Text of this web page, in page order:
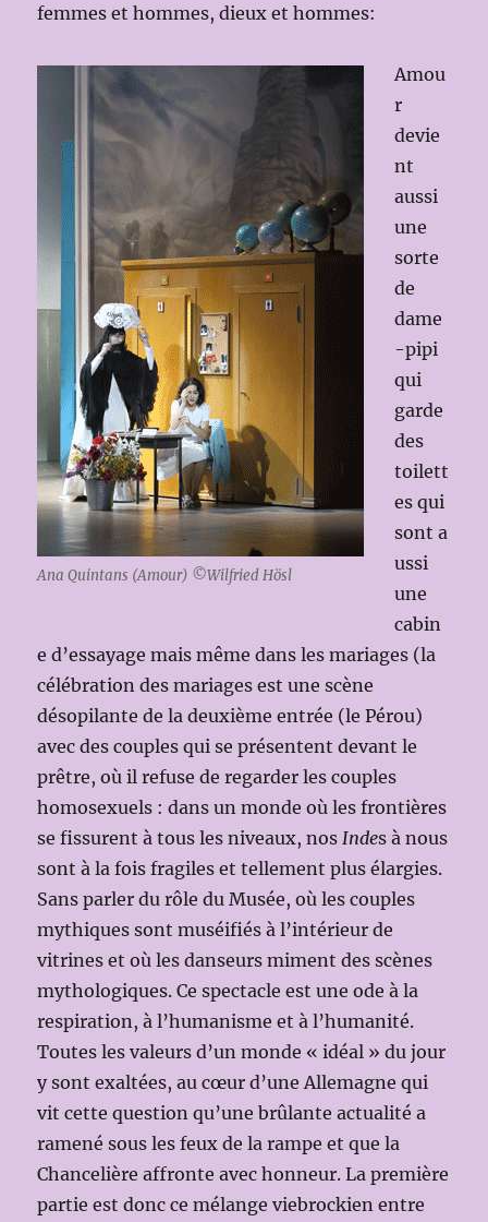
femmes et hommes, dieux et hommes:
Ana Quintans (Amour) ©Wilfried Hösl
Amou
r
devie
nt
aussi
une
sorte
de
dame
-pipi
qui
garde
des
toilett
es qui
sont a
ussi
une
cabin
e d’essayage mais même dans les mariages (la
célébration des mariages est une scène
désopilante de la deuxième entrée (le Pérou)
avec des couples qui se présentent devant le
prêtre, où il refuse de regarder les couples
homosexuels : dans un monde où les frontières
se fissurent à tous les niveaux, nos Indes à nous
sont à la fois fragiles et tellement plus élargies.
Sans parler du rôle du Musée, où les couples
mythiques sont muséifiés à l’intérieur de
vitrines et où les danseurs miment des scènes
mythologiques. Ce spectacle est une ode à la
respiration, à l’humanisme et à l’humanité.
Toutes les valeurs d’un monde « idéal » du jour
y sont exaltées, au cœur d’une Allemagne qui
vit cette question qu’une brûlante actualité a
ramené sous les feux de la rampe et que la
Chancelière affronte avec honneur. La première
partie est donc ce mélange viebrockien entre